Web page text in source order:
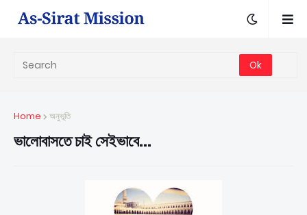
Home অনুভূতি
ভালোবাসতে চাই সেইভাবে...